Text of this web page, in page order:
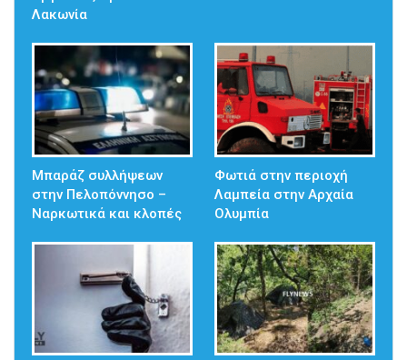
Λακωνία
Μπαράζ συλλήψεων
στην Πελοπόννησο –
Ναρκωτικά και κλοπές
Φωτιά στην περιοχή
Λαμπεία στην Αρχαία
Ολυμπία